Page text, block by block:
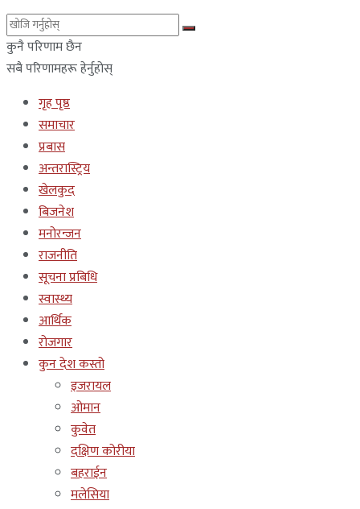
कुनै परिणाम छैन
सबै परिणामहरू हेर्नुहोस्
गृह पृष्ठ
समाचार
प्रबास
अन्तरास्ट्रिय
खेलकुद
बिजनेश
मनोरन्जन
राजनीति
सूचना प्रबिधि
स्वास्थ्य
आर्थिक
रोजगार
कुन देश कस्तो
इजरायल
ओमान
कुवेत
दक्षिण कोरीया
बहराईन
मलेसिया